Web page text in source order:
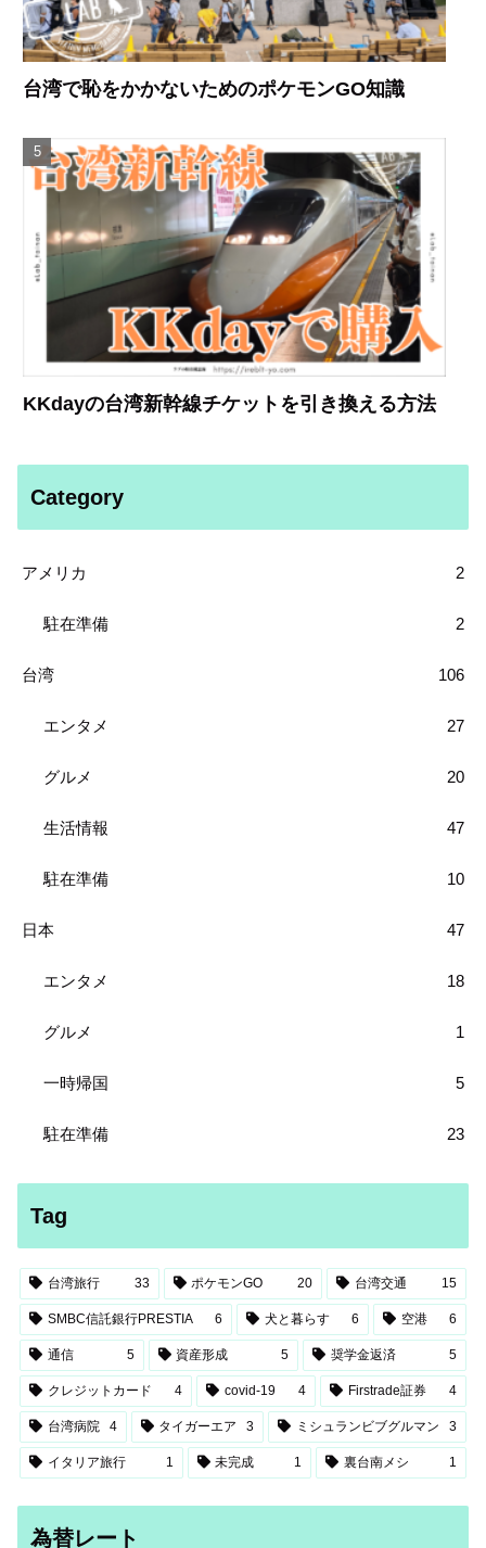
台湾で恥をかかないためのポケモンGO知識
KKdayの台湾新幹線チケットを引き換える方法
Category
アメリカ 2
駐在準備 2
台湾 106
エンタメ 27
グルメ 20
生活情報 47
駐在準備 10
日本 47
エンタメ 18
グルメ 1
一時帰国 5
駐在準備 23
Tag
台湾旅行 33 ポケモンGO 20 台湾交通 15
SMBC信託銀行PRESTIA 6 犬と暮らす 6 空港 6
通信 5 資産形成 5 奨学金返済 5
クレジットカード 4 covid-19 4 Firstrade証券 4
台湾病院 4 タイガーエア 3 ミシュランビブグルマン 3
イタリア旅行 1 未完成 1 裏台南メシ 1
為替レート